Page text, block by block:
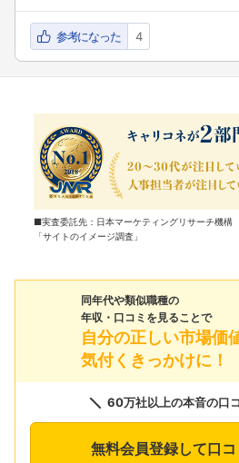
参考になった 4
■実査委託先：日本マーケティングリサーチ機
「サイトのイメージ調査」
同年代や類似職種の
年収・口コミを見ることで
自分の正しい市場価
気付くきっかけに！
60万社以上の本音の口
無料会員登録して口